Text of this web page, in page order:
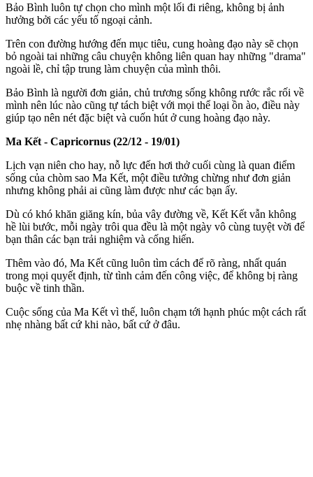
Bảo Bình luôn tự chọn cho mình một lối đi riêng, không bị ảnh
hưởng bởi các yếu tố ngoại cảnh.
Trên con đường hướng đến mục tiêu, cung hoàng đạo này sẽ chọn
bỏ ngoài tai những câu chuyện không liên quan hay những "drama"
ngoài lề, chỉ tập trung làm chuyện của mình thôi.
Bảo Bình là người đơn giản, chủ trương sống không rước rắc rối về
mình nên lúc nào cũng tự tách biệt với mọi thể loại ồn ào, điều này
giúp tạo nên nét đặc biệt và cuốn hút ở cung hoàng đạo này.
Ma Kết - Capricornus (22/12 - 19/01)
Lịch vạn niên cho hay, nỗ lực đến hơi thở cuối cùng là quan điểm
sống của chòm sao Ma Kết, một điều tưởng chừng như đơn giản
nhưng không phải ai cũng làm được như các bạn ấy.
Dù có khó khăn giăng kín, bủa vây đường về, Kết Kết vẫn không
hề lùi bước, mỗi ngày trôi qua đều là một ngày vô cùng tuyệt vời để
bạn thân các bạn trải nghiệm và cống hiến.
Thêm vào đó, Ma Kết cũng luôn tìm cách để rõ ràng, nhất quán
trong mọi quyết định, từ tình cảm đến công việc, để không bị ràng
buộc về tinh thần.
Cuộc sống của Ma Kết vì thế, luôn chạm tới hạnh phúc một cách rất
nhẹ nhàng bất cứ khi nào, bất cứ ở đâu.